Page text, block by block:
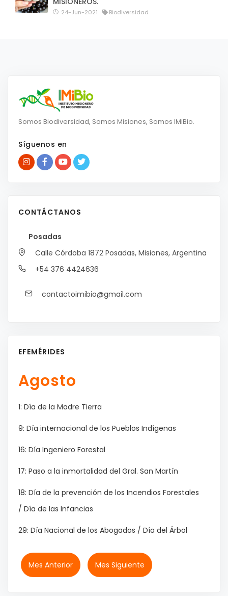
24-Jun-2021 Biodiversidad
Somos Biodiversidad, Somos Misiones, Somos IMiBio.
Síguenos en
CONTÁCTANOS
Posadas
Calle Córdoba 1872 Posadas, Misiones, Argentina
+54 376 4424636
contactoimibio@gmail.com
EFEMÉRIDES
Agosto
1: Día de la Madre Tierra
9: Día internacional de los Pueblos Indígenas
16: Día Ingeniero Forestal
17: Paso a la inmortalidad del Gral. San Martín
18: Día de la prevención de los Incendios Forestales
/ Día de las Infancias
29: Día Nacional de los Abogados / Día del Árbol
Mes Anterior Mes Siguiente